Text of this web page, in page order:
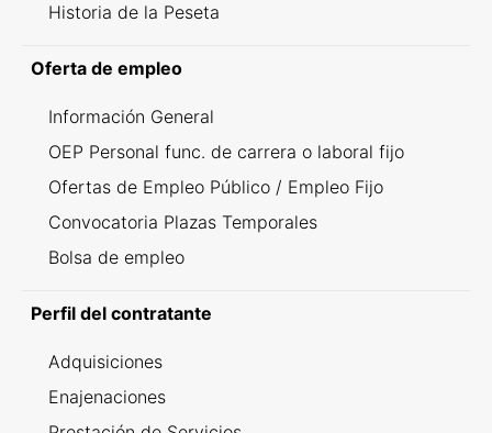
Historia de la Peseta
Oferta de empleo
Información General
OEP Personal func. de carrera o laboral fijo
Ofertas de Empleo Público / Empleo Fijo
Convocatoria Plazas Temporales
Bolsa de empleo
Perfil del contratante
Adquisiciones
Enajenaciones